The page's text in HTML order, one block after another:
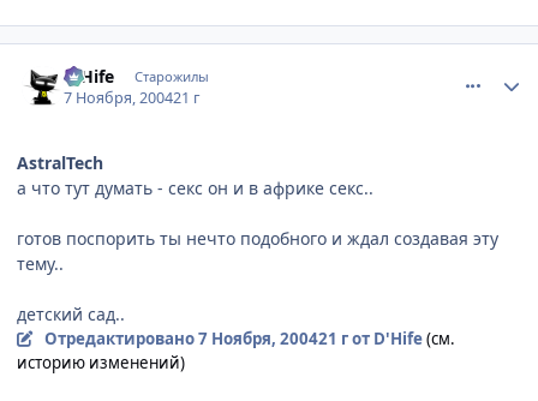
D'Hife Старожилы
7 Ноября, 200421 г
AstralTech
а что тут думать - секс он и в африке секс..
готов поспорить ты нечто подобного и ждал создавая эту
тему..
детский сад..
Отредактировано7 Ноября, 200421 гот D'Hife(см.
историю изменений)